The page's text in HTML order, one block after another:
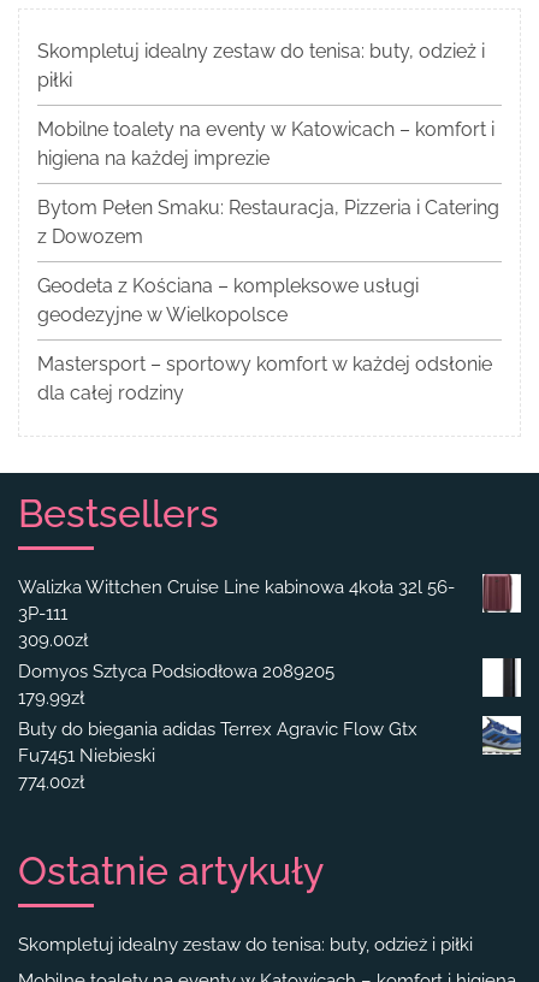
Skompletuj idealny zestaw do tenisa: buty, odzież i
piłki
Mobilne toalety na eventy w Katowicach – komfort i
higiena na każdej imprezie
Bytom Pełen Smaku: Restauracja, Pizzeria i Catering
z Dowozem
Geodeta z Kościana – kompleksowe usługi
geodezyjne w Wielkopolsce
Mastersport – sportowy komfort w każdej odsłonie
dla całej rodziny
Bestsellers
Walizka Wittchen Cruise Line kabinowa 4koła 32l 56-
3P-111
309.00zł
Domyos Sztyca Podsiodłowa 2089205
179.99zł
Buty do biegania adidas Terrex Agravic Flow Gtx
Fu7451 Niebieski
774.00zł
Ostatnie artykuły
Skompletuj idealny zestaw do tenisa: buty, odzież i piłki